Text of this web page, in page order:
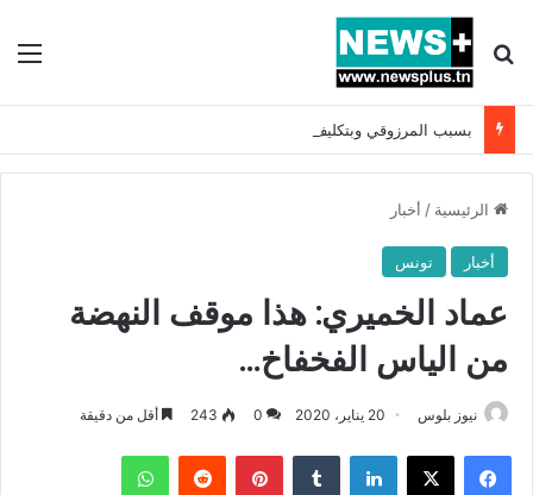
بحث عن
الرئيسية / أخبار
أخبار تونس
عماد الخميري: هذا موقف النهضة
من الياس الفخفاخ…
نيوز بلوس 20 يناير، 2020 0
243 أقل من دقيقة
فيسبوك X لينكدإن بينتيريست واتساب